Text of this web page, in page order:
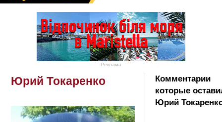
Реклама
Юрий Токаренко
Комментарии
которые
Юрий